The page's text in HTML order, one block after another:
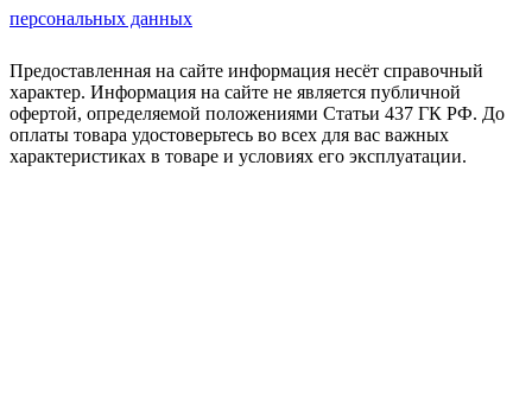
персональных данных
Предоставленная на сайте информация несёт справочный
характер. Информация на сайте не является публичной
офертой, определяемой положениями Статьи 437 ГК РФ. До
оплаты товара удостоверьтесь во всех для вас важных
характеристиках в товаре и условиях его эксплуатации.